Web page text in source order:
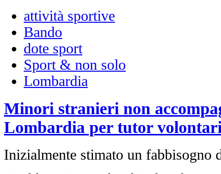
attività sportive
Bando
dote sport
Sport & non solo
Lombardia
Minori stranieri non
Lombardia per tutor
Inizialmente stimato un fabbisogno